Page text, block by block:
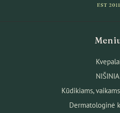
Kūdikiams,
Dermatologinė